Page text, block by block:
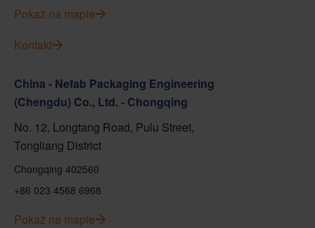
Pokaż na mapie
Kontakt
China - Nefab Packaging Engineering
(Chengdu) Co., Ltd. - Chongqing
No. 12, Longtang Road, Pulu Street,
Tongliang District
Chongqing 402560
+86 023 4568 6968
Pokaż na mapie